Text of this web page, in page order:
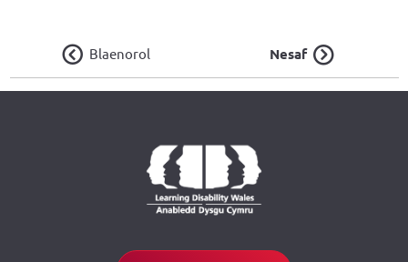
Blaenorol Nesaf